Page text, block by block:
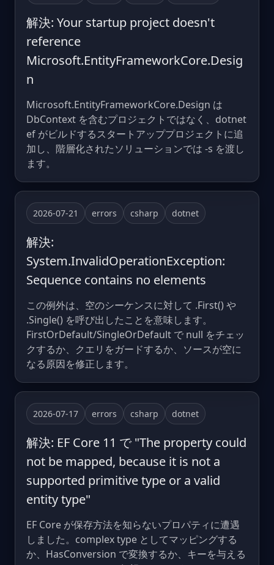
解決: Your startup project doesn't
reference
Microsoft.EntityFrameworkCore.Desig
n
Microsoft.EntityFrameworkCore.Design は
DbContext を含むプロジェクトではなく、dotnet
ef がビルドするスタートアッププロジェクトに追
加し、階層化されたソリューションでは -s を渡し
ます。
2026-07-21 errors csharp dotnet
解決:
System.InvalidOperationException:
Sequence contains no elements
この例外は、空のシーケンスに対して .First() や
.Single() を呼び出したことを意味します。
FirstOrDefault/SingleOrDefault で null をチェッ
クするか、クエリをガードするか、ソースが空に
なる原因を修正します。
2026-07-17 errors csharp dotnet
解決: EF Core 11 で "The property could
not be mapped, because it is not a
supported primitive type or a valid
entity type"
EF Core が保存方法を知らないプロパティに遭遇
しました。complex type としてマッピングする
か、HasConversion で変換するか、キーを与える